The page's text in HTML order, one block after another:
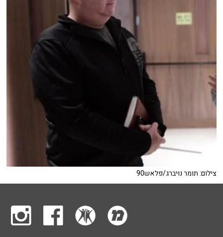
צילום: תומר נויברג/פלאש90